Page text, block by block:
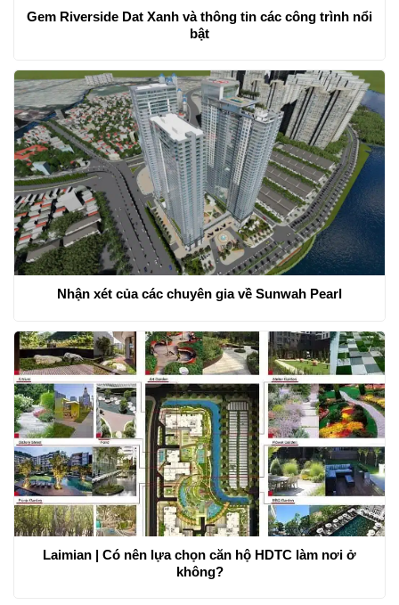
Gem Riverside Dat Xanh và thông tin các công trình nổi
bật
Nhận xét của các chuyên gia về Sunwah Pearl
Laimian | Có nên lựa chọn căn hộ HDTC làm nơi ở
không?